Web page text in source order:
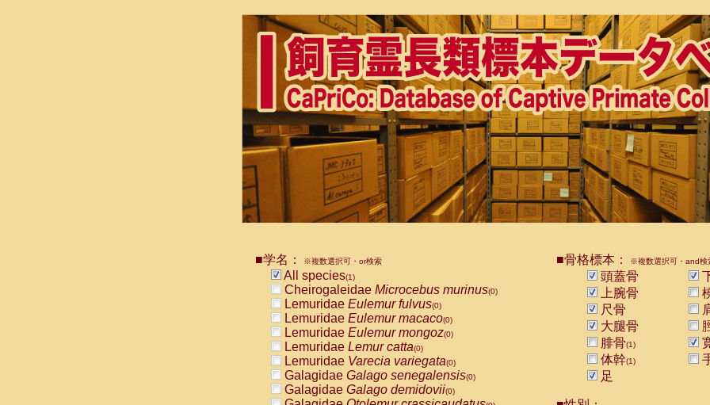
■学名： ※複数選択可・or検索
All species(1)
Cheirogaleidae Microcebus murinus(0)
Lemuridae Eulemur fulvus(0)
Lemuridae Eulemur macaco(0)
Lemuridae Eulemur mongoz(0)
Lemuridae Lemur catta(0)
Lemuridae Varecia variegata(0)
Galagidae Galago senegalensis(0)
Galagidae Galago demidovii(0)
■骨格標本： ※複数選択可・and検
頭蓋骨
上腕骨
尺骨
大腿骨
腓骨(1)
体幹(1)
足